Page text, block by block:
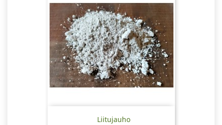
Liitujauho